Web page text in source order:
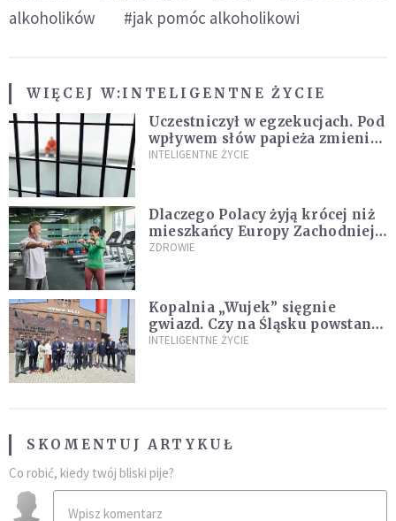
alkoholików
#jak pomóc alkoholikowi
WIĘCEJ W:INTELIGENTNE ŻYCIE
Uczestniczył w egzekucjach. Pod
wpływem słów papieża zmienił
zdanie
INTELIGENTNE ŻYCIE
Dlaczego Polacy żyją krócej niż
mieszkańcy Europy Zachodniej?
Ekspertka wskazuje główne
ZDROWIE
Kopalnia „Wujek” sięgnie
gwiazd. Czy na Śląsku powstanie
„Dolina Krzemowa”?
INTELIGENTNE ŻYCIE
SKOMENTUJ ARTYKUŁ
Co robić, kiedy twój bliski pije?